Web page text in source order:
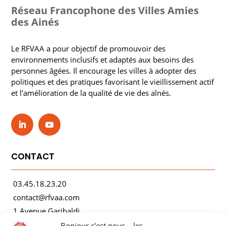
Réseau Francophone des Villes Amies
des Ainés
Le RFVAA a pour objectif de promouvoir des
environnements inclusifs et adaptés aux besoins des
personnes âgées. Il encourage les villes à adopter des
politiques et des pratiques favorisant le vieillissement actif
et l'amélioration de la qualité de vie des aînés.
CONTACT
03.45.18.23.20
contact@rfvaa.com
1 Avenue Garibaldi